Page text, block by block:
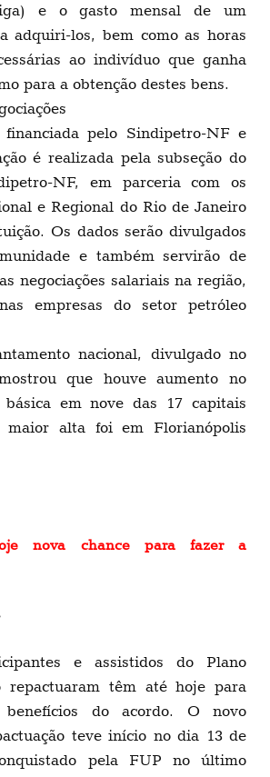
e o gasto mensal de um
adquiri-los, bem como as horas
ao indivíduo que ganha
para a obtenção destes bens.
pelo Sindipetro-NF e
é realizada pela subseção do
NF, em parceria com os
e Regional do Rio de Janeiro
Os dados serão divulgados
e também servirão de
negociações salariais na região,
empresas do setor petróleo
nacional, divulgado no
que houve aumento no
em nove das 17 capitais
maior alta foi em Florianópolis
nova chance para fazer a
e assistidos do Plano
repactuaram têm até hoje para
do acordo. O novo
teve início no dia 13 de
pela FUP no último